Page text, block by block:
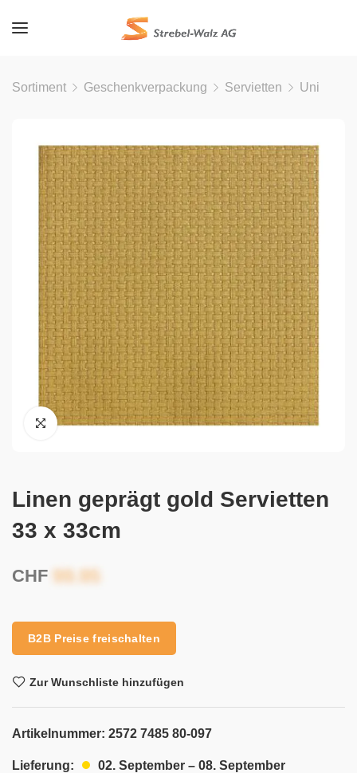
Sortiment Geschenkverpackung Servietten Uni
Linen geprägt gold Servietten
33 x 33cm
CHF
B2B Preise freischalten
Zur Wunschliste hinzufügen
Artikelnummer: 2572 7485 80-097
Lieferung: 02. September – 08. September